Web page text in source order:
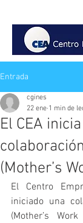
Entrada
El CEA
(Mother’s
cgines
22 ene 1 min de
El Centro
iniciado una
(Mother’s